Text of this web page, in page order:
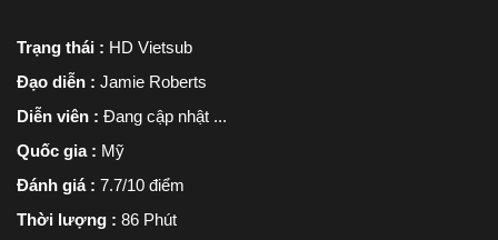
Trạng thái : HD Vietsub
Đạo diễn : Jamie Roberts
Diễn viên : Đang cập nhật ...
Quốc gia : Mỹ
Đánh giá : 7.7/10 điểm
Thời lượng : 86 Phút